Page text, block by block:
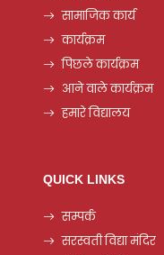
सामाजिक कार्य
कार्यक्रम
पिछले कार्यक्रम
आने वाले कार्यक्रम
हमारे विद्यालय
QUICK LINKS
सम्पर्क
सरस्वती विद्या मंदिर